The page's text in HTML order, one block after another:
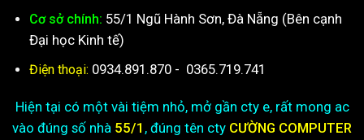
Cơ sở chính: 55/1 Ngũ Hành Sơn, Đà Nẵng (Bên cạnh
Đại học Kinh tế)
Điện thoại: 0934.891.870 - 0365.719.741
Hiện tại có một vài tiệm nhỏ, mở gần cty e, rất mong ac
vào đúng số nhà 55/1 , đúng tên cty CƯỜNG COMPUTER